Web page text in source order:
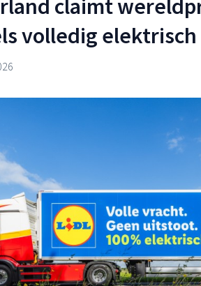
claimt
volledig